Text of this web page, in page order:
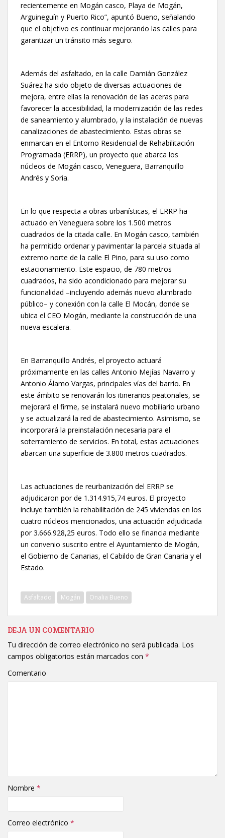
recientemente en Mogán casco, Playa de Mogán,
Arguineguín y Puerto Rico”, apuntó Bueno, señalando
que el objetivo es continuar mejorando las calles para
garantizar un tránsito más seguro.
Además del asfaltado, en la calle Damián González
Suárez ha sido objeto de diversas actuaciones de
mejora, entre ellas la renovación de las aceras para
favorecer la accesibilidad, la modernización de las redes
de saneamiento y alumbrado, y la instalación de nuevas
canalizaciones de abastecimiento. Estas obras se
enmarcan en el Entorno Residencial de Rehabilitación
Programada (ERRP), un proyecto que abarca los
núcleos de Mogán casco, Veneguera, Barranquillo
Andrés y Soria.
En lo que respecta a obras urbanísticas, el ERRP ha
actuado en Veneguera sobre los 1.500 metros
cuadrados de la citada calle. En Mogán casco, también
ha permitido ordenar y pavimentar la parcela situada al
extremo norte de la calle El Pino, para su uso como
estacionamiento. Este espacio, de 780 metros
cuadrados, ha sido acondicionado para mejorar su
funcionalidad –incluyendo además nuevo alumbrado
público– y conexión con la calle El Mocán, donde se
ubica el CEO Mogán, mediante la construcción de una
nueva escalera.
En Barranquillo Andrés, el proyecto actuará
próximamente en las calles Antonio Mejías Navarro y
Antonio Álamo Vargas, principales vías del barrio. En
este ámbito se renovarán los itinerarios peatonales, se
mejorará el firme, se instalará nuevo mobiliario urbano
y se actualizará la red de abastecimiento. Asimismo, se
incorporará la preinstalación necesaria para el
soterramiento de servicios. En total, estas actuaciones
abarcan una superficie de 3.800 metros cuadrados.
Las actuaciones de reurbanización del ERRP se
adjudicaron por de 1.314.915,74 euros. El proyecto
incluye también la rehabilitación de 245 viviendas en los
cuatro núcleos mencionados, una actuación adjudicada
por 3.666.928,25 euros. Todo ello se financia mediante
un convenio suscrito entre el Ayuntamiento de Mogán,
el Gobierno de Canarias, el Cabildo de Gran Canaria y el
Estado.
Asfaltado Mogán Onalia Bueno
DEJA UN COMENTARIO
Tu dirección de correo electrónico no será publicada. Los
campos obligatorios están marcados con *
Comentario
Nombre *
Correo electrónico *